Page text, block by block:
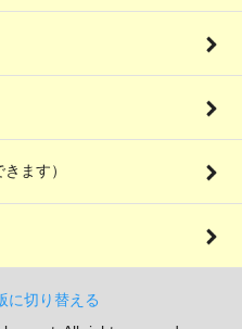
ます）
に切り替える